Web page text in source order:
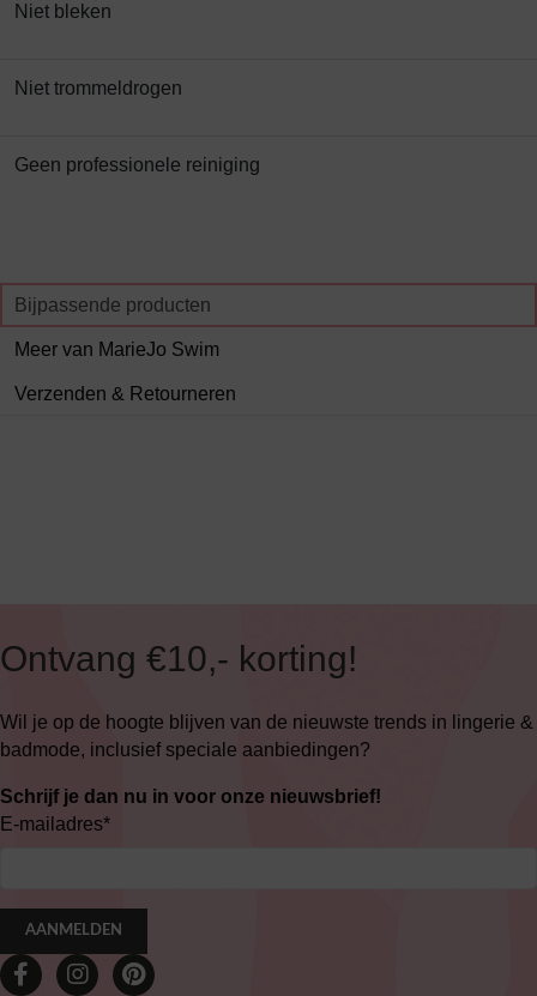
Niet bleken
Niet trommeldrogen
Geen professionele reiniging
Bijpassende producten
Meer van MarieJo Swim
Verzenden & Retourneren
Ontvang €10,- korting!
Wil je op de hoogte blijven van de nieuwste trends in lingerie &
badmode, inclusief speciale aanbiedingen?
Schrijf je dan nu in voor onze nieuwsbrief!
E-mailadres*
AANMELDEN